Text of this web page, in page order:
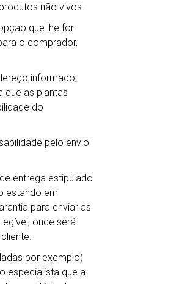
não vivos.
que lhe for
o comprador,
informado,
que as plantas
do
pelo envio
entrega estipulado
estando em
para enviar as
onde será
por exemplo)
especialista que a